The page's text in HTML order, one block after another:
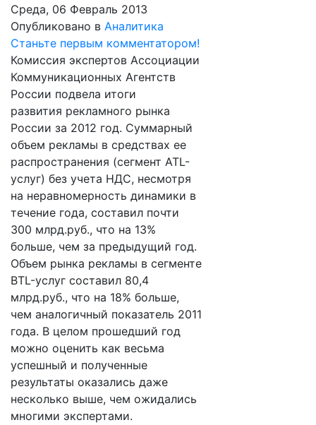
Среда, 06 Февраль 2013
Опубликовано в Аналитика
Станьте первым комментатором!
Комиссия экспертов Ассоциации
Коммуникационных Агентств
России подвела итоги
развития рекламного рынка
России за 2012 год. Суммарный
объем рекламы в средствах ее
распространения (сегмент ATL-
услуг) без учета НДС, несмотря
на неравномерность динамики в
течение года, составил почти
300 млрд.руб., что на 13%
больше, чем за предыдущий год.
Объем рынка рекламы в сегменте
BTL-услуг составил 80,4
млрд.руб., что на 18% больше,
чем аналогичный показатель 2011
года. В целом прошедший год
можно оценить как весьма
успешный и полученные
результаты оказались даже
несколько выше, чем ожидались
многими экспертами.